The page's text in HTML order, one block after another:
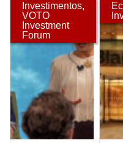
Investimentos,
VOTO
Investment
Forum